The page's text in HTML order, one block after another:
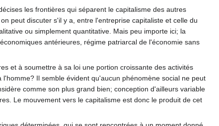
les frontières qui séparent le capitalisme des autres
peut discuter s'il y a, entre l'entreprise capitaliste et celle du
ou simplement quantitative. Mais peu importe ici; la
antérieures, régime patriarcal de l'économie sans
et à soumettre à sa loi une portion croissante des activités
Il semble évident qu'aucun phénomène social ne peut
comme son plus grand bien; conception d'ailleurs variable
Le mouvement vers le capitalisme est donc le produit de cet